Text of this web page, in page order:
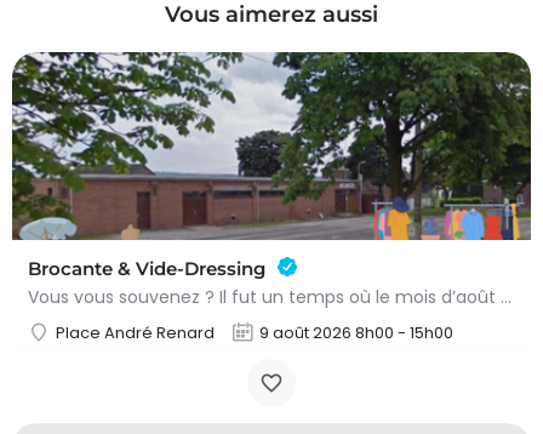
Vous aimerez aussi
Brocante & Vide-Dressing
Vous vous souvenez ? Il fut un temps où le mois d’août au Viamont rimait avec festivités, convivialité et…
Place André Renard 9 août 2026 8h00 - 15h00